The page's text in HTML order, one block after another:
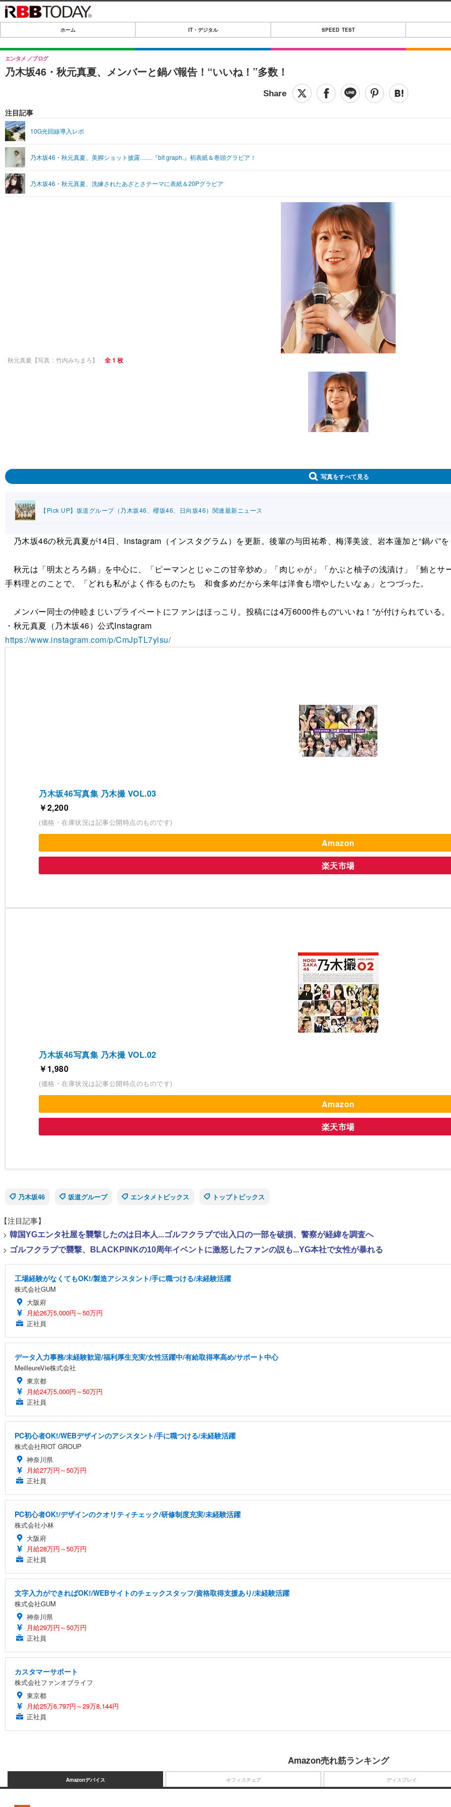
IT・デジタル
IT・デジタルTOP
SPEED TEST
音楽
ライフ
ペット
その他
リリース一覧
プッシュ通知の停止方法
ホーム IT・デジタル SPEED TEST
乃木坂46・秋元真夏、メンバーと鍋パ報告！“いいね！”多数！
エンタメ ブログ
注目記事
10G光回線導入レポ
乃木坂46・秋元真夏、美脚ショット披露……『blt graph.』初表紙＆巻頭グラビア！
乃木坂46・秋元真夏、洗練されたあざとさテーマに表紙＆20Pグラビア
秋元真夏【写真：竹内みちまろ】 全 1 枚
写真をすべて見る
【Pick UP】坂道グループ（乃木坂46、櫻坂46、日向坂46）関連最新ニュース
乃木坂46の秋元真夏が14日、Instagram（インスタグラム）を更新。後輩の与田祐希、梅澤美波、岩本蓮加と“鍋パ”
秋元は「明太とろろ鍋」を中心に、「ピーマンとじゃこの甘辛炒め」「肉じゃが」「かぶと柚子の浅漬け」「鮪と
手料理とのことで、「どれも私がよく作るものたち 和食多めだから来年は洋食も増やしたいなぁ」とつづった。
メンバー同士の仲睦まじいプライベートにファンはほっこり。投稿には4万6000件もの“いいね！”が付けられている。
・秋元真夏（乃木坂46）公式Instagram
https://www.instagram.com/p/CmJpTL7ylsu/
乃木坂46写真集 乃木撮 VOL.03
￥2,200
(価格・在庫状況は記事公開時点のものです)
Amazon
楽天市場
乃木坂46写真集 乃木撮 VOL.02
￥1,980
(価格・在庫状況は記事公開時点のものです)
Amazon
楽天市場
乃木坂46 坂道グループ エンタメトピックス トップトピックス
【注目記事】
> 韓国YGエンタ社屋を襲撃したのは日本人...ゴルフクラブで出入口の一部を破損、警察が経緯を調査へ
> ゴルフクラブで襲撃、BLACKPINKの10周年イベントに激怒したファンの説も...YG本社で女性が暴れる
工場経験がなくてもOK!/製造アシスタント/手に職つける/未経験活躍
株式会社GUM
大阪府
月給26万5,000円～50万円
正社員
データ入力事務/未経験歓迎/福利厚生充実/女性活躍中/有給取得率高め/サポート中心
MeilleureVie株式会社
東京都
月給24万5,000円～50万円
正社員
PC初心者OK!/WEBデザインのアシスタント/手に職つける/未経験活躍
株式会社RIOT GROUP
神奈川県
月給27万円～50万円
正社員
PC初心者OK!/デザインのクオリティチェック/研修制度充実/未経験活躍
株式会社小林
大阪府
月給28万円～50万円
正社員
文字入力ができればOK!/WEBサイトのチェックスタッフ/資格取得支援あり/未経験活躍
株式会社GUM
神奈川県
月給29万円～50万円
正社員
カスタマーサポート
株式会社ファンオブライフ
東京都
月給25万6,797円～29万8,144円
正社員
Amazon売れ筋ランキング
Amazonデバイス オフィスチェア ディスプレイ